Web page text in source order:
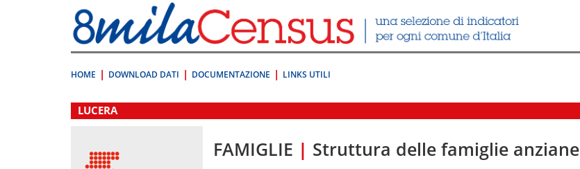
direttamente
a:
Contenuto
HOME DOWNLOAD DATI DOCUMENTAZIONE LINKS UTILI
LUCERA
FAMIGLIE | Struttura delle famiglie anziane